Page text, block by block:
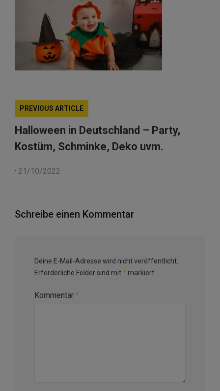
PREVIOUS ARTICLE
Halloween in Deutschland – Party,
Kostüm, Schminke, Deko uvm.
· 21/10/2022
Schreibe einen Kommentar
Deine E-Mail-Adresse wird nicht veröffentlicht.
Erforderliche Felder sind mit* markiert
Kommentar *